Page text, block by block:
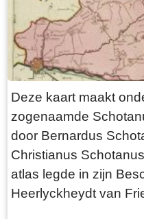
Deze kaart maakt
zogenaamde
door Bernardus
Christianus
atlas legde in zijn
Heerlyckheydt van